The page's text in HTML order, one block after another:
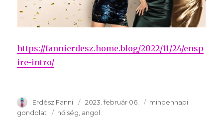
https://fannierdesz.home.blog/2022/11/24/ensp
ire-intro/
Szerző
Erdész Fanni Publikálva
2023. február 06. Témakör
mindennapi
gondolat
Kulcsszavak
nőiség angol